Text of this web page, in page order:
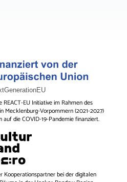
EU Initiative im Rahmen des
Mecklenburg-Vorpommern (2021-2027)
die COVID-19-Pandemie finanziert.
Kooperationspartner bei der digitalen